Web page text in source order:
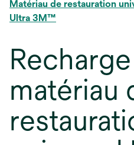
Matériau de restauration
Ultra 3M™
matériau